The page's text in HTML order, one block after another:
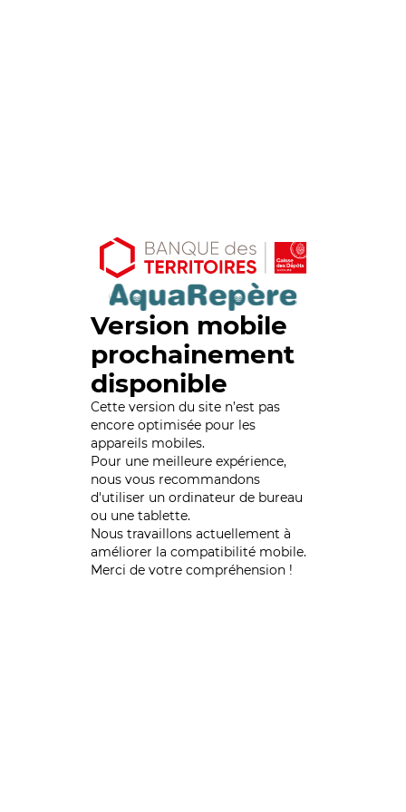
Version mobile
prochainement
disponible
Cette version du site n’est pas
encore optimisée pour les
appareils mobiles.
Pour une meilleure expérience,
nous vous recommandons
d'utiliser un ordinateur de bureau
ou une tablette.
Nous travaillons actuellement à
améliorer la compatibilité mobile.
Merci de votre compréhension !